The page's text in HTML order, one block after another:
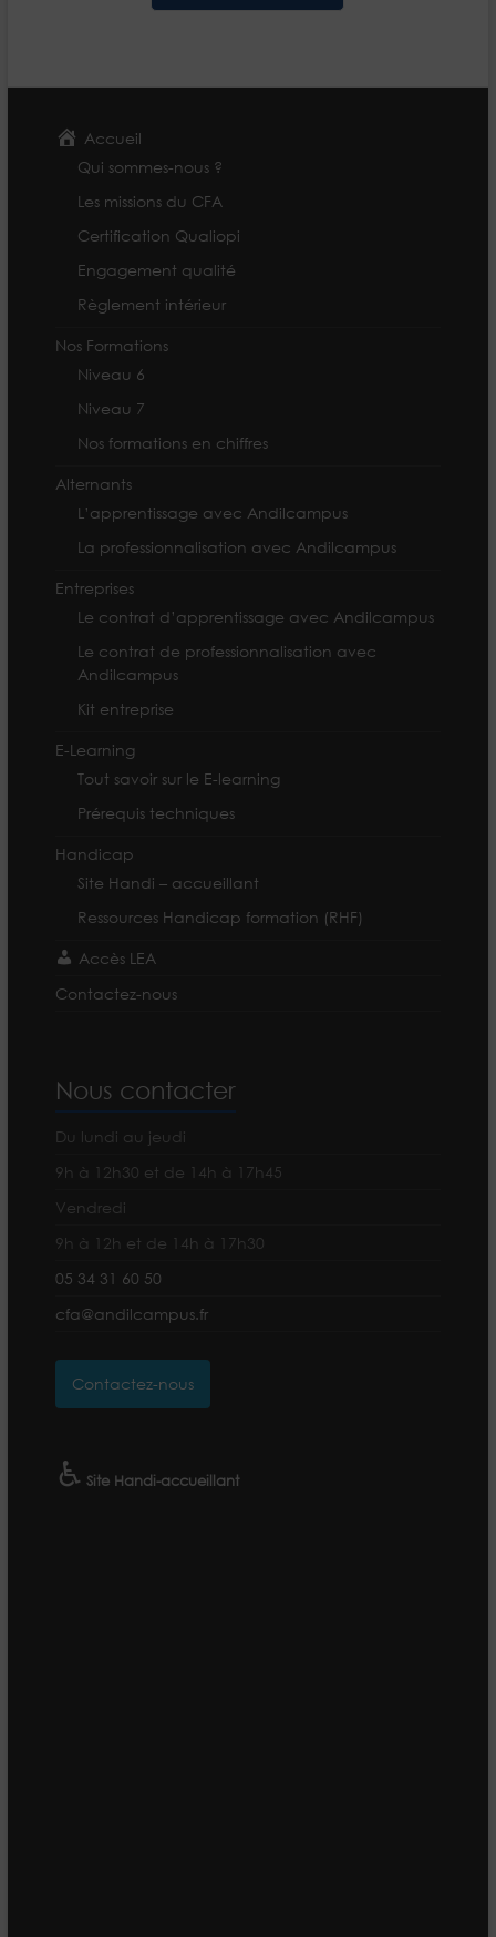
Accueil
Qui sommes-nous ?
Les missions du CFA
Certification Qualiopi
Engagement qualité
Règlement intérieur
Nos Formations
Niveau 6
Niveau 7
Nos formations en chiffres
Alternants
L’apprentissage avec Andilcampus
La professionnalisation avec Andilcampus
Entreprises
Le contrat d’apprentissage avec Andilcampus
Le contrat de professionnalisation avec
Andilcampus
Kit entreprise
E-Learning
Tout savoir sur le E-learning
Prérequis techniques
Handicap
Site Handi – accueillant
Ressources Handicap formation (RHF)
Accès LEA
Contactez-nous
Nous contacter
Du lundi au jeudi
9h à 12h30 et de 14h à 17h45
Vendredi
9h à 12h et de 14h à 17h30
05 34 31 60 50
cfa@andilcampus.fr
Contactez-nous
♿ Site Handi-accueillant